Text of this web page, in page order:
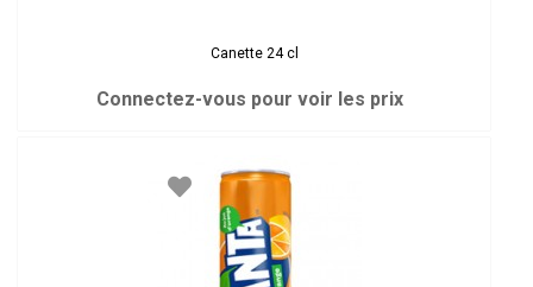
Canette 24 cl
Connectez-vous pour voir les prix